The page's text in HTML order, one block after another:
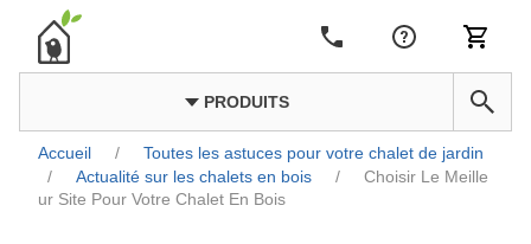
PRODUITS
Accueil /
Toutes les astuces pour votre chalet de jardin
/
Actualité sur les chalets en bois /
Choisir Le Meille
ur Site Pour Votre Chalet En Bois